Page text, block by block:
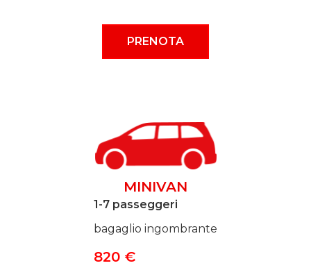
PRENOTA
MINIVAN
1-7 passeggeri
bagaglio ingombrante
820 €